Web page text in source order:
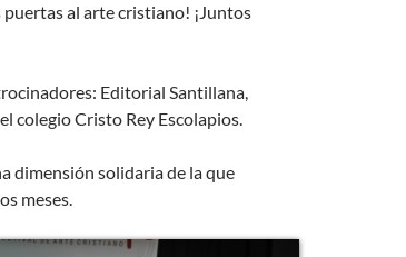
al arte cristiano! ¡Juntos
Editorial Santillana,
colegio Cristo Rey Escolapios.
dimensión solidaria de la que
meses.